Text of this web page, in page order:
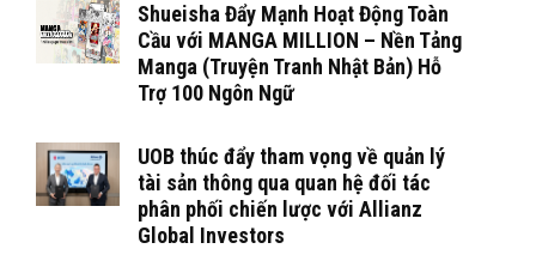
Shueisha Đẩy Mạnh Hoạt Động Toàn
Cầu với MANGA MILLION – Nền Tảng
Manga (Truyện Tranh Nhật Bản) Hỗ
Trợ 100 Ngôn Ngữ
UOB thúc đẩy tham vọng về quản lý
tài sản thông qua quan hệ đối tác
phân phối chiến lược với Allianz
Global Investors